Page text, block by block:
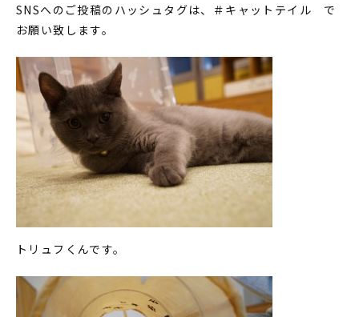
SNSへのご投稿のハッシュタグは、＃キャットテイル で
お願い致します。
トリュフくんです。